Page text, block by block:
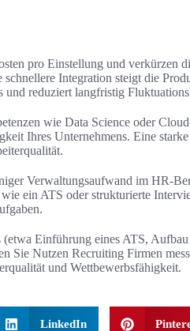
pro Einstellung und verkürzen
Integration steigt die
reduziert langfristig
wie Data Science oder
Ihres Unternehmens. Eine
Verwaltungsaufwand im HR-
ein ATS oder strukturierte
Einführung eines ATS, Aufbau
Sie Nutzen Recruiting Firmen
und Wettbewerbsfähigkeit.
LinkedIn